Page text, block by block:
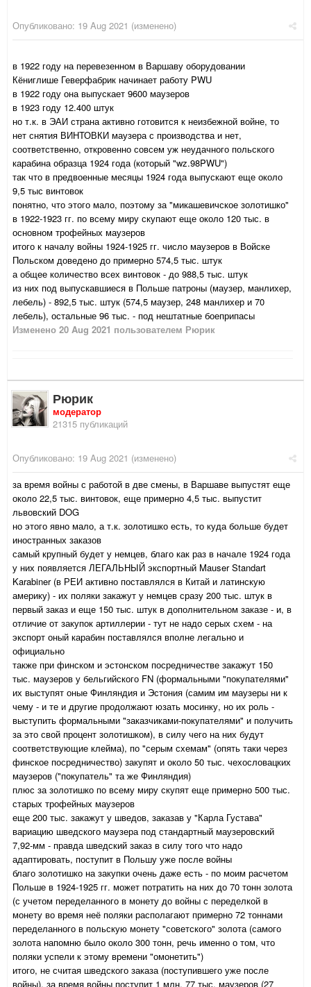
Опубликовано: 19 Aug 2021 (изменено)
в 1922 году на перевезенном в Варшаву оборудовании
Кёниглише Геверфабрик начинает работу PWU
в 1922 году она выпускает 9600 маузеров
в 1923 году 12.400 штук
но т.к. в ЭАИ страна активно готовится к неизбежной войне, то
нет снятия ВИНТОВКИ маузера с производства и нет,
соответственно, откровенно совсем уж неудачного польского
карабина образца 1924 года (который "wz.98PWU")
так что в предвоенные месяцы 1924 года выпускают еще около
9,5 тыс винтовок
понятно, что этого мало, поэтому за "микашевичское золотишко"
в 1922-1923 гг. по всему миру скупают еще около 120 тыс. в
основном трофейных маузеров
итого к началу войны 1924-1925 гг. число маузеров в Войске
Польском доведено до примерно 574,5 тыс. штук
а общее количество всех винтовок - до 988,5 тыс. штук
из них под выпускавшиеся в Польше патроны (маузер, манлихер,
лебель) - 892,5 тыс. штук (574,5 маузер, 248 манлихер и 70
лебель), остальные 96 тыс. - под нештатные боеприпасы
Изменено 20 Aug 2021 пользователем Рюрик
Рюрик
модератор
21315 публикаций
Опубликовано: 19 Aug 2021 (изменено)
за время войны с работой в две смены, в Варшаве выпустят еще
около 22,5 тыс. винтовок, еще примерно 4,5 тыс. выпустит
львовский DOG
но этого явно мало, а т.к. золотишко есть, то куда больше будет
иностранных заказов
самый крупный будет у немцев, благо как раз в начале 1924 года
у них появляется ЛЕГАЛЬНЫЙ экспортный Mauser Standart
Karabiner (в РЕИ активно поставлялся в Китай и латинскую
америку) - их поляки закажут у немцев сразу 200 тыс. штук в
первый заказ и еще 150 тыс. штук в дополнительном заказе - и, в
отличие от закупок артиллерии - тут не надо серых схем - на
экспорт оный карабин поставлялся вполне легально и
официально
также при финском и эстонском посредничестве закажут 150
тыс. маузеров у бельгийского FN (формальными "покупателями"
их выступят оные Финляндия и Эстония (самим им маузеры ни к
чему - и те и другие продолжают юзать мосинку, но их роль -
выступить формальными "заказчиками-покупателями" и получить
за это свой процент золотишком), в силу чего на них будут
соответствующие клейма), по "серым схемам" (опять таки через
финское посредничество) закупят и около 50 тыс. чехословацких
маузеров ("покупатель" та же Финляндия)
плюс за золотишко по всему миру скупят еще примерно 500 тыс.
старых трофейных маузеров
еще 200 тыс. закажут у шведов, заказав у "Карла Густава"
вариацию шведского маузера под стандартный маузеровский
7,92-мм - правда шведский заказ в силу того что надо
адаптировать, поступит в Польшу уже после войны
благо золотишко на закупки очень даже есть - по моим расчетом
Польше в 1924-1925 гг. может потратить на них до 70 тонн золота
(с учетом переделанного в монету до войны с переделкой в
монету во время неё поляки располагают примерно 72 тоннами
переделанного в польскую монету "советского" золота (самого
золота напомню было около 300 тонн, речь именно о том, что
поляки успели к этому времени "омонетить")
итого, не считая шведского заказа (поступившего уже после
войны), за время войны поступит 1 млн. 77 тыс. маузеров (27